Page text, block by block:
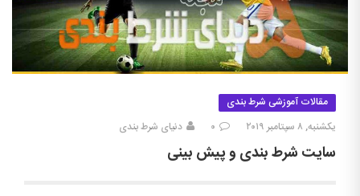
مقالات آموزشی شرط بندی
یکشنبه, ۸ سپتامبر ۲۰۱۹
۰ دنیای شرط بندی
سایت شرط بندی و پیش بینی